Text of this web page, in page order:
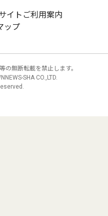
イトご利用案内
ップ
の無断転載を禁止します。
SHA CO.,LTD.